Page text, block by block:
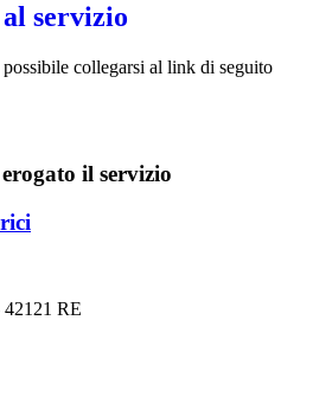
al servizio
possibile collegarsi al link di seguito
il servizio
RE